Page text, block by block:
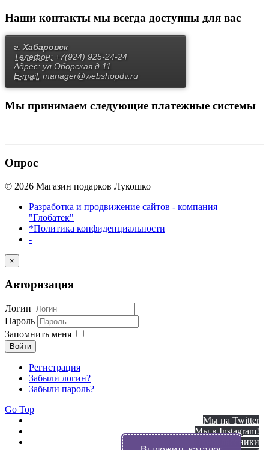
Наши контакты мы всегда доступны для вас
г. Хабаровск
Телефон: +7(924) 925-24-24
Адрес: ул.Оборская д.11
E-mail: manager@webshopdv.ru
Мы принимаем следующие платежные системы
Опрос
© 2026 Магазин подарков Лукошко
Разработка и продвижение сайтов - компания
"Глобатек"
*Политика конфиденциальности
-
×
Авторизация
Логин
Пароль
Запомнить меня
Войти
Регистрация
Забыли логин?
Забыли пароль?
Go Top
Мы на Twitter
Мы в Instagram!
Одноклассники